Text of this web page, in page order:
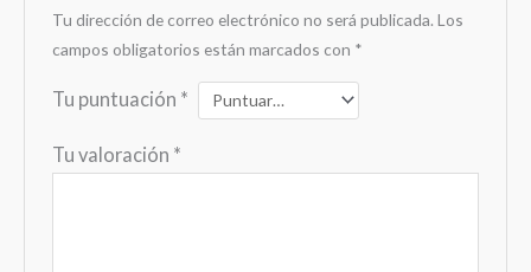
Tu dirección de correo electrónico no será publicada. Los
campos obligatorios están marcados con *
Tu puntuación *
Tu valoración *